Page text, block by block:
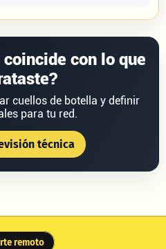
con lo que
cuellos de botella y definir
para tu red.
técnica
remoto